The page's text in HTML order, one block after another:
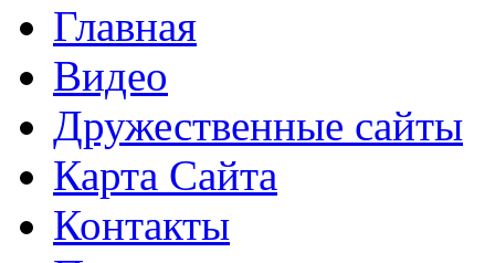
Главная
Видео
Дружественные сайты
Карта Сайта
Контакты